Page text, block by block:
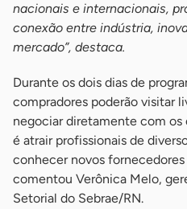
nacionais e internacionais,
conexão entre indústria,
mercado”, destaca.
Durante os dois dias de
compradores poderão visitar
negociar diretamente com os
é atrair profissionais de
conhecer novos
comentou Verônica Melo,
Setorial do Sebrae/RN.